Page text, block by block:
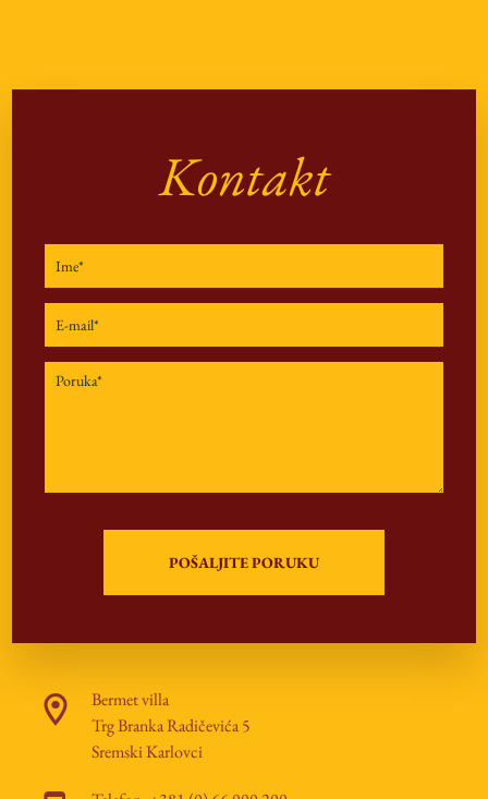
Kontakt
Bermet villa
Trg Branka Radičevića 5
Sremski Karlovci